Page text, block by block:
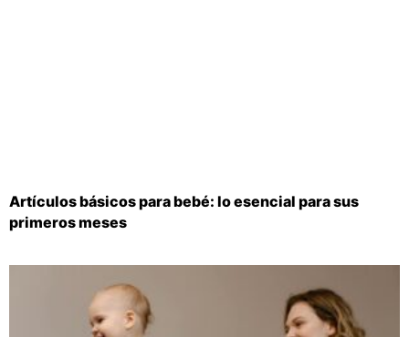
Artículos básicos para bebé: lo esencial para sus
primeros meses